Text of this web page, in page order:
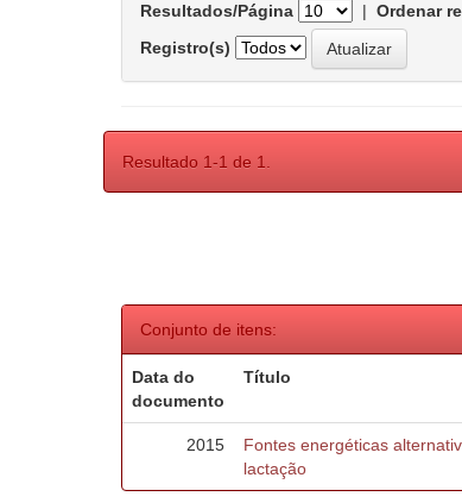
Resultados/Página | Ordenar
Registro(s)
Resultado 1-1 de 1.
Conjunto de itens:
Data do
documento
Título
2015
Fontes energéticas
lactação